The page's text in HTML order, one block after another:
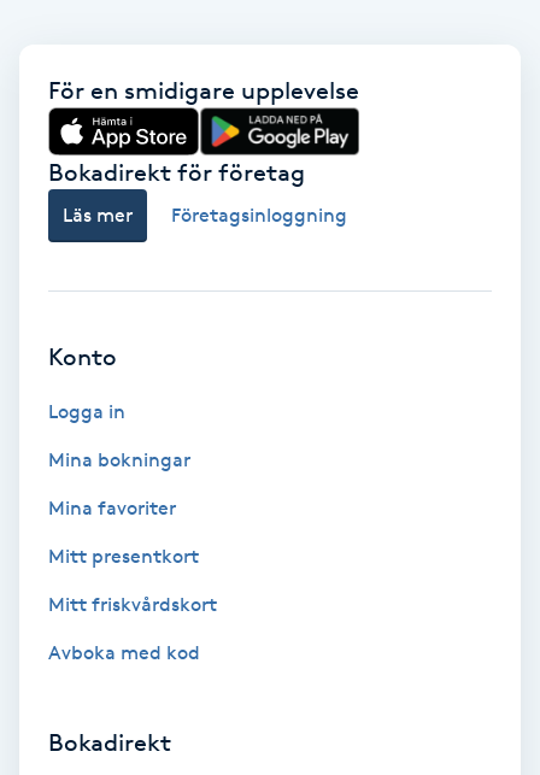
Klangmassage
Klippning
Kosmetisk tatuering
Kroppsinpackning
Kroppspeeling
Käkledsbehandling
För en smidigare upplevelse
Bokadirekt för företag
Läs mer Företagsinloggning
Konto
Logga in
Mina bokningar
Mina favoriter
Mitt presentkort
Mitt friskvårdskort
Avboka med kod
Bokadirekt